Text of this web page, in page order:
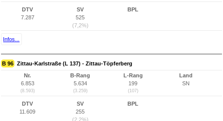
DTV
7.287
SV
525
(7,2%)
BPL
Infos...
B 96 Zittau-Karlstraße (L 137) - Zittau-Töpferberg
Nr.
6.853
(8.593)
B-Rang
5.634
(3.259)
L-Rang
199
(107)
Land
SN
DTV
11.609
SV
255
(2,2%)
BPL